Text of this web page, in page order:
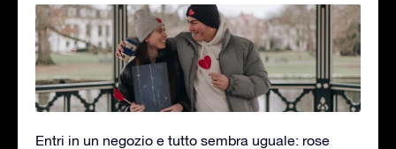
Entri in un negozio e tutto sembra uguale: rose